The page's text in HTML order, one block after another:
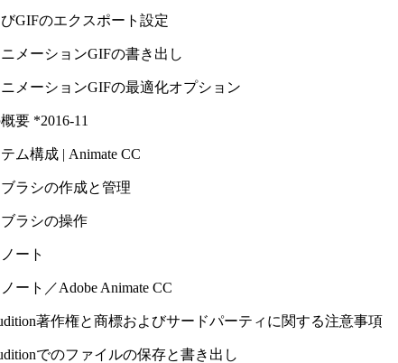
GIFのエクスポート設定
メーションGIFの書き出し
メーションGIFの最適化オプション
要 *2016-11
ム構成 | Animate CC
ラシの作成と管理
ラシの操作
ート
ート／Adobe Animate CC
著作権と商標およびサードパーティに関する注意事項
でのファイルの保存と書き出し